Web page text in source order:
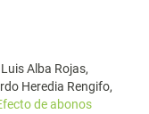
Alba Rojas,
Heredia Rengifo,
de abonos